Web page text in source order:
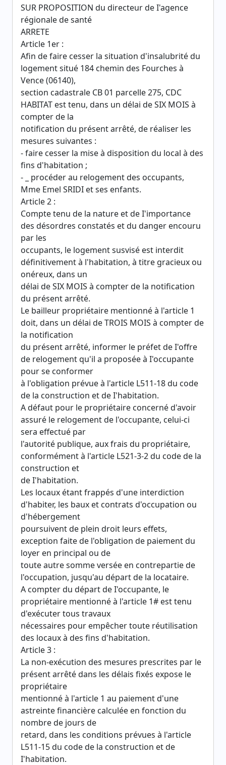
SUR PROPOSITION du directeur de I'agence
régionale de santé
ARRETE
Article 1er :
Afin de faire cesser la situation d'insalubrité du
logement situé 184 chemin des Fourches à
Vence (06140),
section cadastrale CB 01 parcelle 275, CDC
HABITAT est tenu, dans un délai de SIX MOIS à
compter de la
notification du présent arrêté, de réaliser les
mesures suivantes :
- faire cesser la mise à disposition du local à des
fins d'habitation ;
- _ procéder au relogement des occupants,
Mme Emel SRIDI et ses enfants.
Article 2 :
Compte tenu de la nature et de I'importance
des désordres constatés et du danger encouru
par les
occupants, le logement susvisé est interdit
définitivement à l'habitation, à titre gracieux ou
onéreux, dans un
délai de SIX MOIS à compter de la notification
du présent arrêté.
Le bailleur propriétaire mentionné à l'article 1
doit, dans un délai de TROIS MOIS à compter de
la notification
du présent arrêté, informer le préfet de I'offre
de relogement qu'il a proposée à I'occupante
pour se conformer
à l'obligation prévue à l'article L511-18 du code
de la construction et de I'habitation.
A défaut pour le propriétaire concerné d'avoir
assuré le relogement de l'occupante, celui-ci
sera effectué par
l'autorité publique, aux frais du propriétaire,
conformément à l'article L521-3-2 du code de la
construction et
de I'habitation.
Les locaux étant frappés d'une interdiction
d'habiter, les baux et contrats d'occupation ou
d'hébergement
poursuivent de plein droit leurs effets,
exception faite de l'obligation de paiement du
loyer en principal ou de
toute autre somme versée en contrepartie de
l'occupation, jusqu'au départ de la locataire.
A compter du départ de I'occupante, le
propriétaire mentionné à l'article 1# est tenu
d'exécuter tous travaux
nécessaires pour empêcher toute réutilisation
des locaux à des fins d'habitation.
Article 3 :
La non-exécution des mesures prescrites par le
présent arrêté dans les délais fixés expose le
propriétaire
mentionné à l'article 1 au paiement d'une
astreinte financière calculée en fonction du
nombre de jours de
retard, dans les conditions prévues à l'article
L511-15 du code de la construction et de
I'habitation.